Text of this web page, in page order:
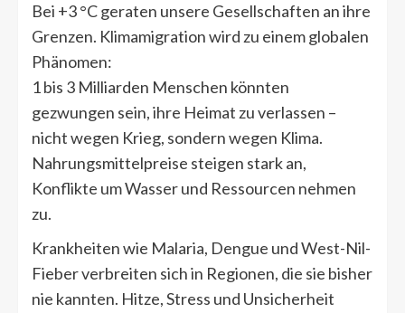
Bei +3 °C geraten unsere Gesellschaften an ihre
Grenzen. Klimamigration wird zu einem globalen
Phänomen:
1 bis 3 Milliarden Menschen könnten
gezwungen sein, ihre Heimat zu verlassen –
nicht wegen Krieg, sondern wegen Klima.
Nahrungsmittelpreise steigen stark an,
Konflikte um Wasser und Ressourcen nehmen
zu.
Krankheiten wie Malaria, Dengue und West-Nil-
Fieber verbreiten sich in Regionen, die sie bisher
nie kannten. Hitze, Stress und Unsicherheit